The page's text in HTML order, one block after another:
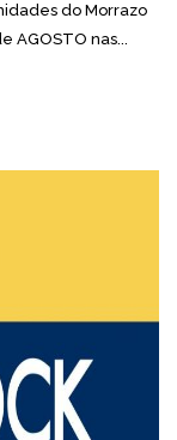
do Morrazo
AGOSTO nas...